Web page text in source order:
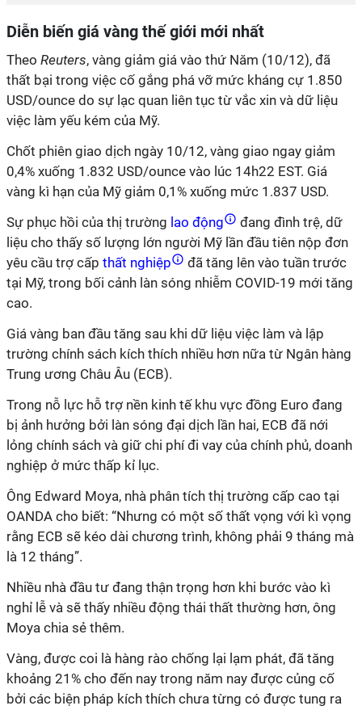
Diễn biến giá vàng thế giới mới nhất
Theo Reuters, vàng giảm giá vào thứ Năm (10/12), đã
thất bại trong việc cố gắng phá vỡ mức kháng cự 1.850
USD/ounce do sự lạc quan liên tục từ vắc xin và dữ liệu
việc làm yếu kém của Mỹ.
Chốt phiên giao dịch ngày 10/12, vàng giao ngay giảm
0,4% xuống 1.832 USD/ounce vào lúc 14h22 EST. Giá
vàng kì hạn của Mỹ giảm 0,1% xuống mức 1.837 USD.
Sự phục hồi của thị trường lao động
đang đình trệ, dữ
liệu cho thấy số lượng lớn người Mỹ lần đầu tiên nộp đơn
yêu cầu trợ cấp thất nghiệp
đã tăng lên vào tuần trước
tại Mỹ, trong bối cảnh làn sóng nhiễm COVID-19 mới tăng
cao.
Giá vàng ban đầu tăng sau khi dữ liệu việc làm và lập
trường chính sách kích thích nhiều hơn nữa từ Ngân hàng
Trung ương Châu Âu (ECB).
Trong nỗ lực hỗ trợ nền kinh tế khu vực đồng Euro đang
bị ảnh hưởng bởi làn sóng đại dịch lần hai, ECB đã nới
lỏng chính sách và giữ chi phí đi vay của chính phủ, doanh
nghiệp ở mức thấp kỉ lục.
Ông Edward Moya, nhà phân tích thị trường cấp cao tại
OANDA cho biết: “Nhưng có một số thất vọng với kì vọng
rằng ECB sẽ kéo dài chương trình, không phải 9 tháng mà
là 12 tháng”.
Nhiều nhà đầu tư đang thận trọng hơn khi bước vào kì
nghỉ lễ và sẽ thấy nhiều động thái thất thường hơn, ông
Moya chia sẻ thêm.
Vàng, được coi là hàng rào chống lại lạm phát, đã tăng
khoảng 21% cho đến nay trong năm nay được củng cố
bởi các biện pháp kích thích chưa từng có được tung ra